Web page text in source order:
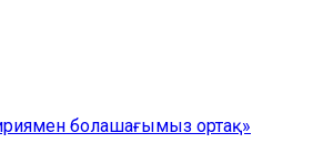
болашағымыз ортақ»